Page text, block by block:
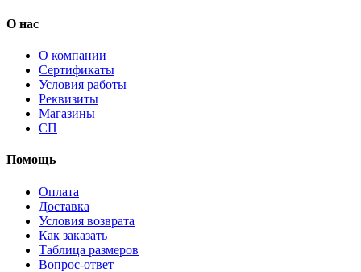
О нас
О компании
Сертификаты
Условия работы
Реквизиты
Магазины
СП
Помощь
Оплата
Доставка
Условия возврата
Как заказать
Таблица размеров
Вопрос-ответ